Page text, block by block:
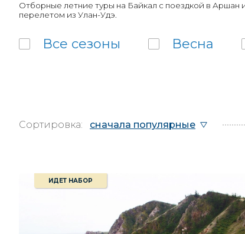
Отборные летние туры на Байкал с поездкой в
перелетом из Улан-Удэ.
Все сезоны Весна
Сортировка: сначала популярные
ИДЕТ НАБОР